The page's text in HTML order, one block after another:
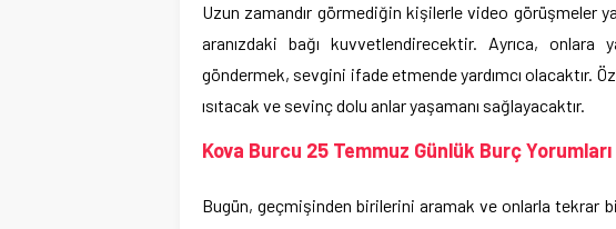
Uzun zamandır görmediğin kişilerle video görüşmeler
aranızdaki bağı kuvvetlendirecektir. Ayrıca,
göndermek, sevgini ifade etmende yardımcı olacaktır.
ısıtacak ve sevinç dolu anlar yaşamanı sağlayacaktır.
Kova Burcu 25 Temmuz Günlük Burç Yorumları
Bugün, geçmişinden birilerini aramak ve onlarla tekrar